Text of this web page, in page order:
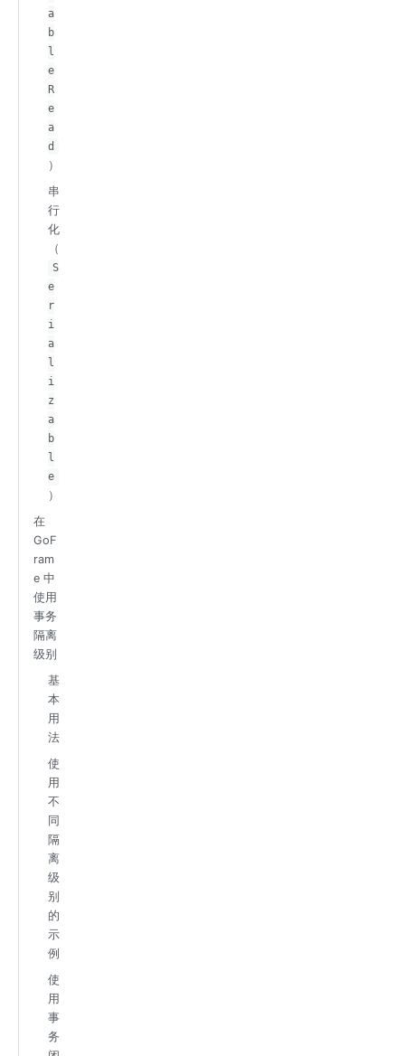
a
b
l
e
R
e
a
d
）
串
行
化
（
S
e
r
i
a
l
i
z
a
b
l
e
）
在
GoF
ram
e 中
使用
事务
隔离
级别
基
本
用
法
使
用
不
同
隔
离
级
别
的
示
例
使
用
事
务